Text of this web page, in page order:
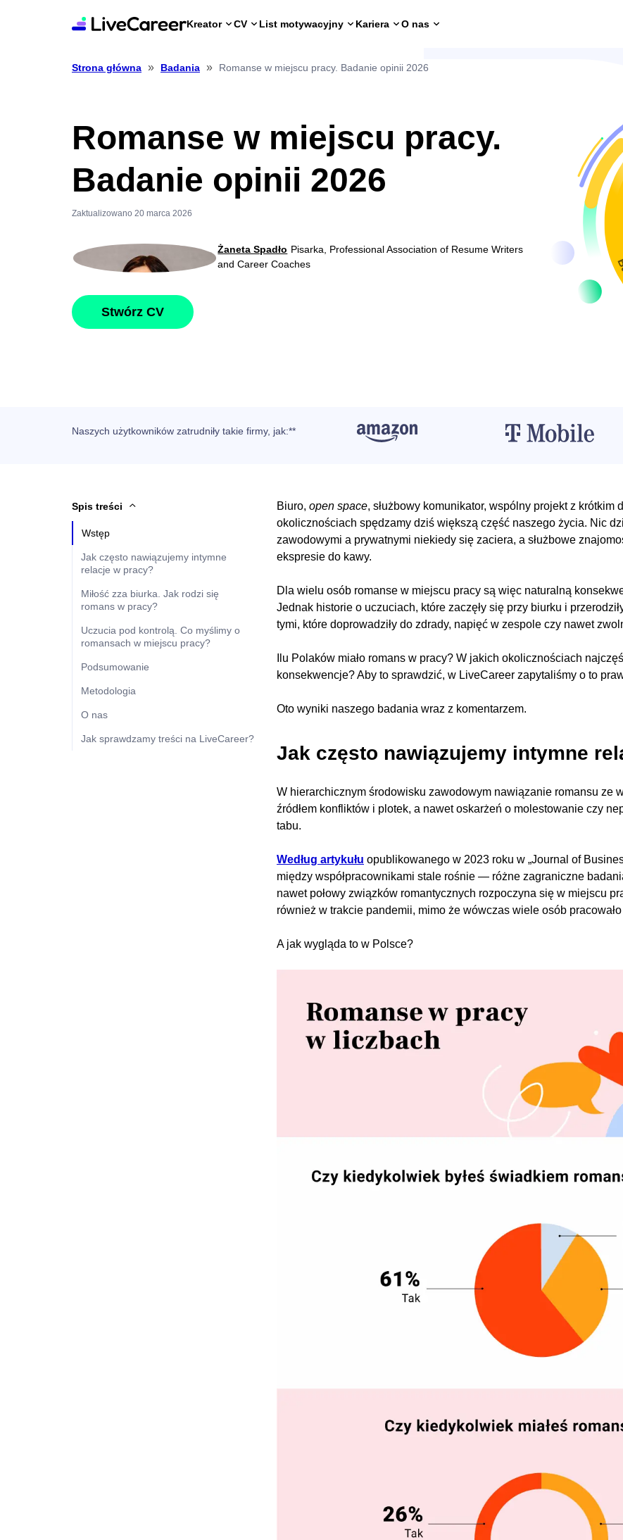
Kreator CV List motywacyjny Kariera O nas
Strona główna » Badania » Romanse w miejscu pracy. Badanie opinii 2026
Romanse w miejscu pracy.
Badanie opinii 2026
Zaktualizowano 20 marca 2026
Żaneta Spadło Pisarka, Professional Association of Resume Writers
and Career Coaches
Stwórz CV
Naszych użytkowników zatrudniły takie firmy, jak:**
Spis treści
Wstęp
Jak często nawiązujemy intymne
relacje w pracy?
Miłość zza biurka. Jak rodzi się
romans w pracy?
Uczucia pod kontrolą. Co myślimy o
romansach w miejscu pracy?
Podsumowanie
Metodologia
O nas
Jak sprawdzamy treści na LiveCareer?
Biuro, open space, służbowy komunikator, wspólny projekt z
okolicznościach spędzamy dziś większą część naszego życia. Nic
zawodowymi a prywatnymi niekiedy się zaciera, a służbowe
ekspresie do kawy.
Dla wielu osób romanse w miejscu pracy są więc naturalną
Jednak historie o uczuciach, które zaczęły się przy biurku i
tymi, które doprowadziły do zdrady, napięć w zespole czy nawet
Ilu Polaków miało romans w pracy? W jakich okolicznościach
konsekwencje? Aby to sprawdzić, w LiveCareer zapytaliśmy o to
Oto wyniki naszego badania wraz z komentarzem.
Jak często nawiązujemy intymne
W hierarchicznym środowisku zawodowym nawiązanie romansu ze
źródłem konfliktów i plotek, a nawet oskarżeń o molestowanie czy
tabu.
Według artykułu opublikowanego w 2023 roku w „Journal of
między współpracownikami stale rośnie — różne zagraniczne
nawet połowy związków romantycznych rozpoczyna się w miejscu
również w trakcie pandemii, mimo że wówczas wiele osób
A jak wygląda to w Polsce?